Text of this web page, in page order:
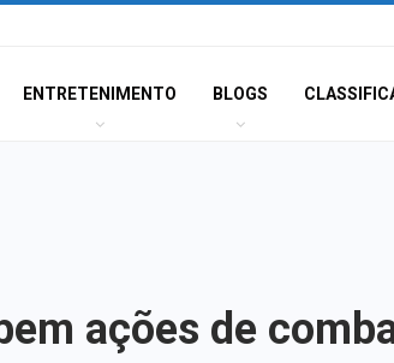
ENTRETENIMENTO BLOGS
ações de